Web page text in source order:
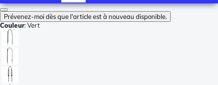
Prévenez-moi dès que l'article est à nouveau disponible.
Couleur:Vert